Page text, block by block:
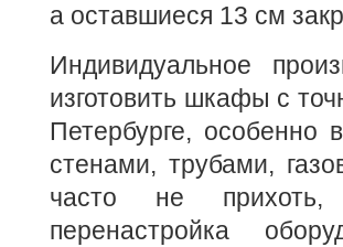
а оставшиеся 13 см
Индивидуальное
изготовить шкафы с
Петербурге,
стенами, трубами,
часто не прихоть,
перенастройка